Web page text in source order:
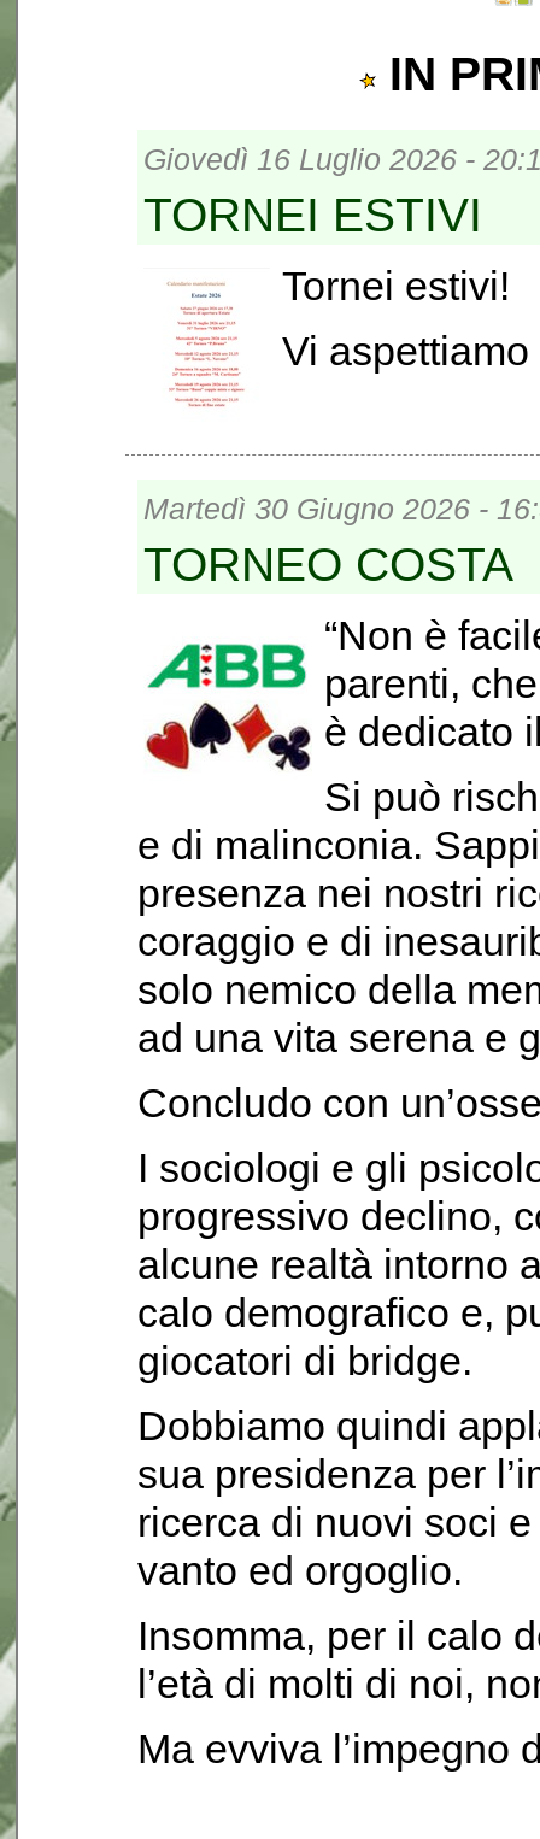
IN
Giovedì 16 Luglio 2026 -
TORNEI ESTIVI
Tornei estivi!
Vi aspettiamo
Martedì 30 Giugno 2026 -
TORNEO COSTA
“Non è
parenti,
è dedicato
Si può
e di malinconia.
presenza nei nostri
coraggio e di
solo nemico della
ad una vita serena e
Concludo con
I sociologi e gli
progressivo declino,
alcune realtà intorno
calo demografico e,
giocatori di bridge.
Dobbiamo quindi
sua presidenza per
ricerca di nuovi soci
vanto ed orgoglio.
Insomma, per il calo
l’età di molti di noi,
Ma evviva l’impegno